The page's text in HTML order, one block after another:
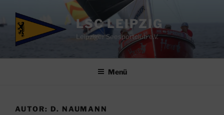
Inhalt
springen
LSC LEIPZIG
Leipziger Seesportclub e.V.
Menü
AUTOR: D. NAUMANN